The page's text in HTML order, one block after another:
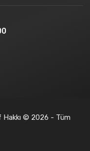
© 2026 - Tüm